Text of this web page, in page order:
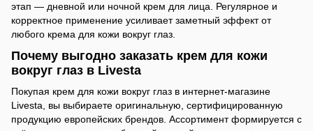
этап — дневной или ночной крем для лица. Регулярное и
корректное применение усиливает заметный эффект от
любого крема для кожи вокруг глаз.
Почему выгодно заказать крем для кожи
вокруг глаз в Livesta
Покупая крем для кожи вокруг глаз в интернет-магазине
Livesta, вы выбираете оригинальную, сертифицированную
продукцию европейских брендов. Ассортимент формируется с